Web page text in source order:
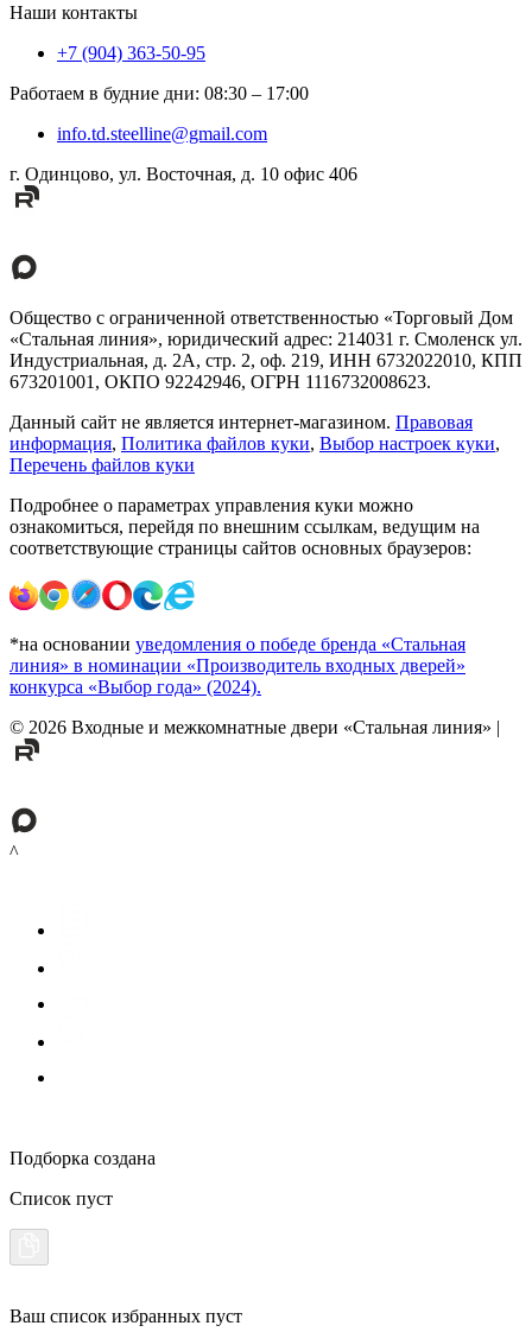
Наши контакты
+7 (904) 363-50-95
Работаем в будние дни: 08:30 – 17:00
info.td.steelline@gmail.com
г. Одинцово, ул. Восточная, д. 10 офис 406
Общество с ограниченной ответственностью «Торговый Дом
«Стальная линия», юридический адрес: 214031 г. Смоленск ул.
Индустриальная, д. 2А, стр. 2, оф. 219, ИНН 6732022010, КПП
673201001, ОКПО 92242946, ОГРН 1116732008623.
Данный сайт не является интернет-магазином. Правовая
информация, Политика файлов куки, Выбор настроек куки,
Перечень файлов куки
Подробнее о параметрах управления куки можно
ознакомиться, перейдя по внешним ссылкам, ведущим на
соответствующие страницы сайтов основных браузеров:
*на основании уведомления о победе бренда «Стальная
линия» в номинации «Производитель входных дверей»
конкурса «Выбор года» (2024).
© 2026 Входные и межкомнатные двери «Стальная линия» |
^
Подборка создана
Список пуст
Ваш список избранных пуст